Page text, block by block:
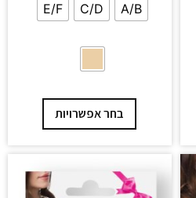
A/B
C/D
E/F
בחר אפשרויות